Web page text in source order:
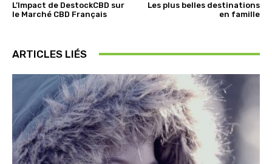
L’Impact de DestockCBD sur
le Marché CBD Français
Les plus belles destinations
en famille
ARTICLES LIÉS